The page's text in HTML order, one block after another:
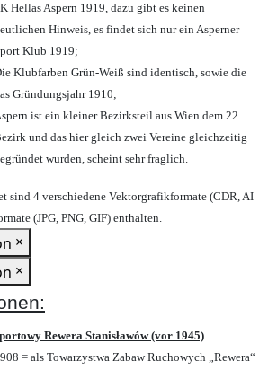
Hellas Aspern 1919, dazu gibt es keinen
Hinweis, es findet sich nur ein Asperner
Klub 1919;
Klubfarben Grün-Weiß sind identisch, sowie die
Gründungsjahr 1910;
ist ein kleiner Bezirksteil aus Wien dem 22.
und das hier gleich zwei Vereine gleichzeitig
wurden, scheint sehr fraglich.
sind 4 verschiedene Vektorgrafikformate (CDR, AI
(JPG, PNG, GIF) enthalten.
×
×
Rewera Stanisławów (vor 1945)
= als Towarzystwa Zabaw Ruchowych „Rewera“